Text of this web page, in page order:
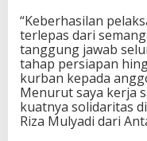
“Keberhasilan
terlepas dari
tanggung jawab
tahap persiapan
kurban kepada
Menurut saya kerja
kuatnya solidaritas
Riza Mulyadi dari